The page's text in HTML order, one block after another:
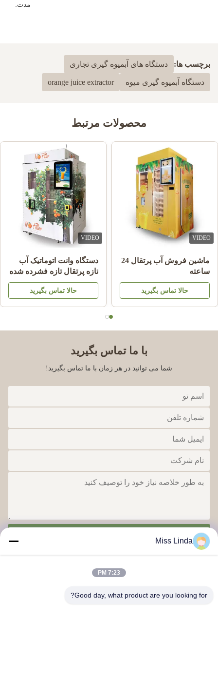
مدت.
برچسب ها: دستگاه های آبمیوه گیری تجاری
دستگاه آبمیوه گیری میوه orange juice extractor
محصولات مرتبط
VIDEO
ماشين فروش آب پرتقال 24
ساعته
حالا تماس بگیرید
VIDEO
دستگاه وانت اتوماتیک آب
تازه پرتقال تازه فشرده شده
برای تجارت
حالا تماس بگیرید
با ما تماس بگیرید
شما می توانید در هر زمان با ما تماس بگیرید!
Miss Linda
7:23 PM
Good day, what product are you looking for?